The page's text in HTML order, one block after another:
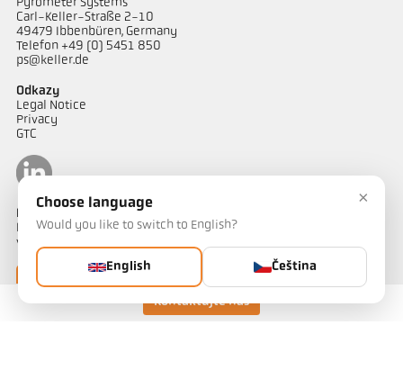
Kontaktujte nás
Pyrometer Systems
Carl-Keller-Straße 2-10
49479 Ibbenbüren, Germany
Telefon +49 (0) 5451 850
ps@keller.de
Odkazy
Legal Notice
Privacy
GTC
Kontakt
Máte dotazy ohledně našich řešení pro měření teploty? Náš tým
vám bude rád nápomocen.
Kontaktujte nás
×
Choose language
Would you like to switch to English?
English Čeština